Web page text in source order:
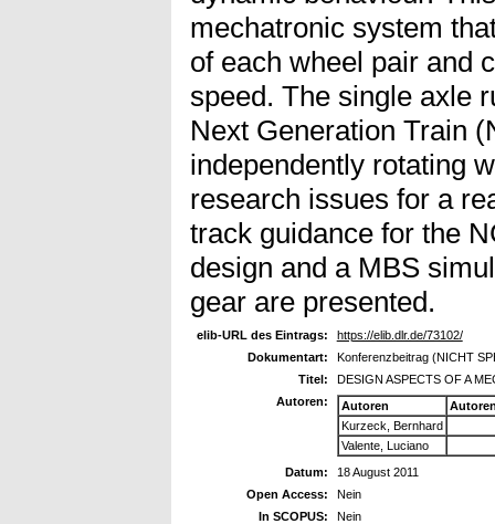
mechatronic system
of each wheel pair and
speed. The single axle
Next Generation Train
independently rotating
research issues for a
track guidance for the
design and a MBS
gear are presented.
elib-URL des Eintrags:
https://elib.dlr.de/73102/
Dokumentart:
Konferenzbeitrag (NICHT
Titel:
DESIGN ASPECTS OF A
Autoren:
Autoren
Kurzeck, Bernhard
Valente, Luciano
Datum:
18 August 2011
Open Access:
Nein
In SCOPUS:
Nein